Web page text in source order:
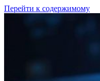
Перейти к содержимому